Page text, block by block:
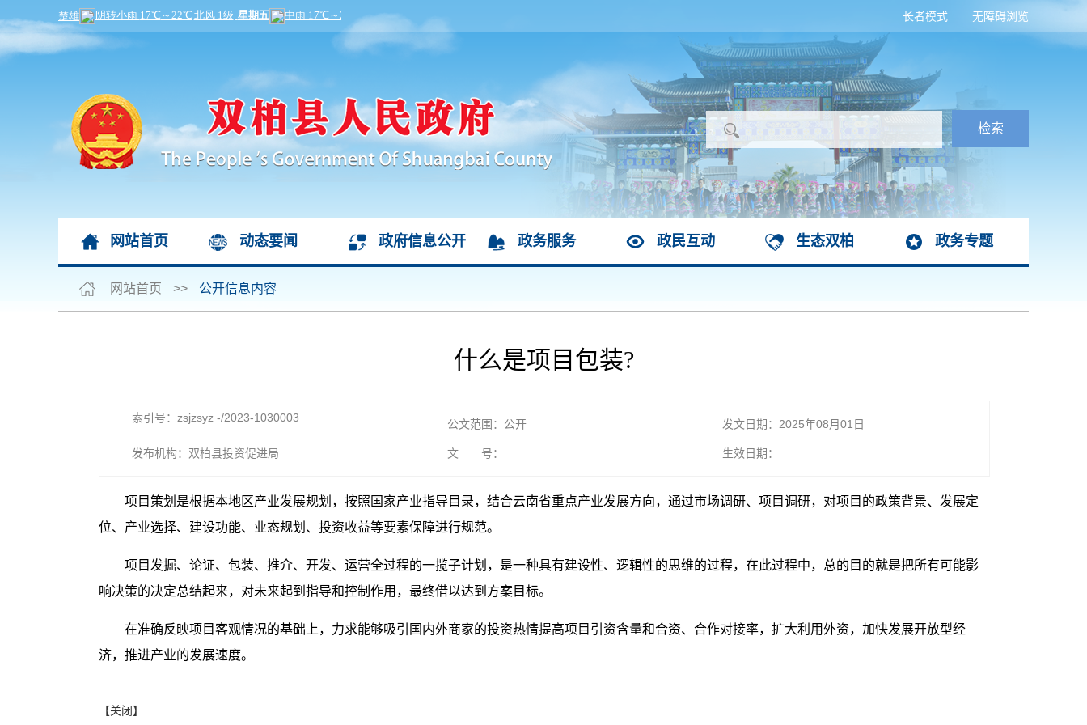
无障碍浏览
长者模式
网站首页 动态要闻 政府信息公开 政务服务 政民互动 生态双柏 政务专题
网站首页 >> 公开信息内容
什么是项目包装?
索引号：zsjzsyz -/2023-1030003 公文范围：公开 发文日期：2025年08月01日
发布机构：双柏县投资促进局 文 号： 生效日期：
项目策划是根据本地区产业发展规划，按照国家产业指导目录，结合云南省重点产业发展方向，通过市场调研、项目调研，对项目的政策背景、发展定
位、产业选择、建设功能、业态规划、投资收益等要素保障进行规范。
项目发掘、论证、包装、推介、开发、运营全过程的一揽子计划，是一种具有建设性、逻辑性的思维的过程，在此过程中，总的目的就是把所有可能影
响决策的决定总结起来，对未来起到指导和控制作用，最终借以达到方案目标。
在准确反映项目客观情况的基础上，力求能够吸引国内外商家的投资热情提高项目引资含量和合资、合作对接率，扩大利用外资，加快发展开放型经
济，推进产业的发展速度。
【关闭】